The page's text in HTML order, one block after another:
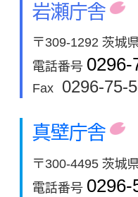
岩瀬庁舎
〒309-1292 茨城
電話番号 0296-
Fax
0296-75-
真壁庁舎
〒300-4495 茨城
電話番号 0296-